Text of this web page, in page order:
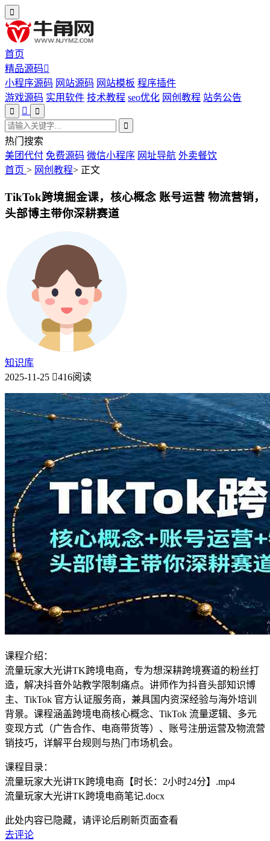
首页
精品源码
小程序源码 网站源码 网站模板 程序插件
游戏源码 实用软件 技术教程 seo优化 网创教程 站务公告
热门搜索
美团代付 免费源码 微信小程序 网址导航 外卖餐饮
首页 > 网创教程> 正文
TikTok跨境掘金课，核心概念 账号运营 物流营销，
头部博主带你深耕赛道
知识库
2025-11-25
416阅读
课程介绍：
流量玩家大光讲TK跨境电商，专为想深耕跨境赛道的粉丝打
造，解决抖音外站教学限制痛点。讲师作为抖音头部知识博
主、TikTok 官方认证服务商，兼具国内资深经验与海外培训
背景。课程涵盖跨境电商核心概念、TikTok 流量逻辑、多元
变现方式（广告合作、电商带货等）、账号注册运营及物流营
销技巧，详解平台规则与热门市场机会。
课程目录：
流量玩家大光讲TK跨境电商【时长：2小时24分】.mp4
流量玩家大光讲TK跨境电商笔记.docx
此处内容已隐藏，请评论后刷新页面查看
去评论